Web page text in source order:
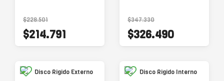
$228.501
$214.791
$347.330
$326.490